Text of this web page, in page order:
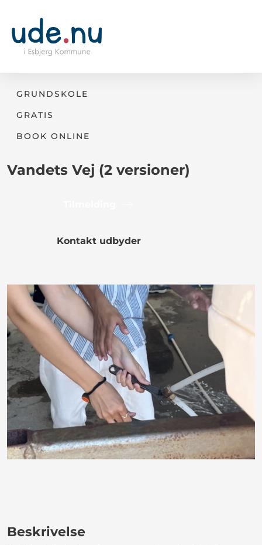
GRUNDSKOLE
GRATIS
BOOK ONLINE
Vandets Vej (2 versioner)
Kontakt udbyder
Beskrivelse